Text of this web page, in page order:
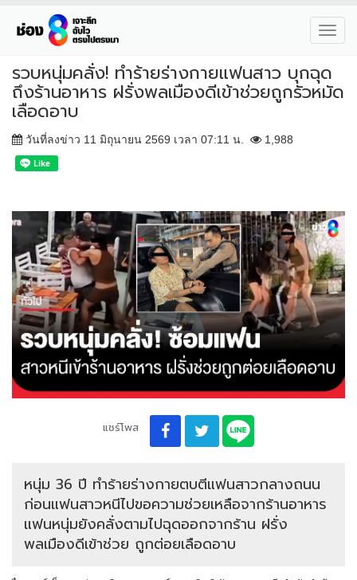
รวบหนุ่มคลั่ง! ทำร้ายร่างกายแฟนสาว บุกฉุด
ถึงร้านอาหาร ฝรั่งพลเมืองดีเข้าช่วยถูกรัวหมัด
เลือดอาบ
วันที่ลงข่าว 11 มิถุนายน 2569 เวลา 07:11 น. 1,988
แชร์โพส
หนุ่ม 36 ปี ทำร้ายร่างกายตบตีแฟนสาวกลางถนน
ก่อนแฟนสาวหนีไปขอความช่วยเหลือจากร้านอาหาร
แฟนหนุ่มยังคลั่งตามไปฉุดออกจากร้าน ฝรั่ง
พลเมืองดีเข้าช่วย ถูกต่อยเลือดอาบ